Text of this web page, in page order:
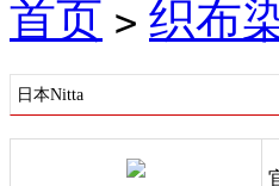
首页 > 织布
日本Nitta